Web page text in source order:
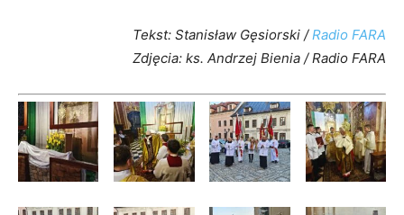
Tekst: Stanisław Gęsiorski /Radio FARA
Zdjęcia: ks. Andrzej Bienia / Radio FARA